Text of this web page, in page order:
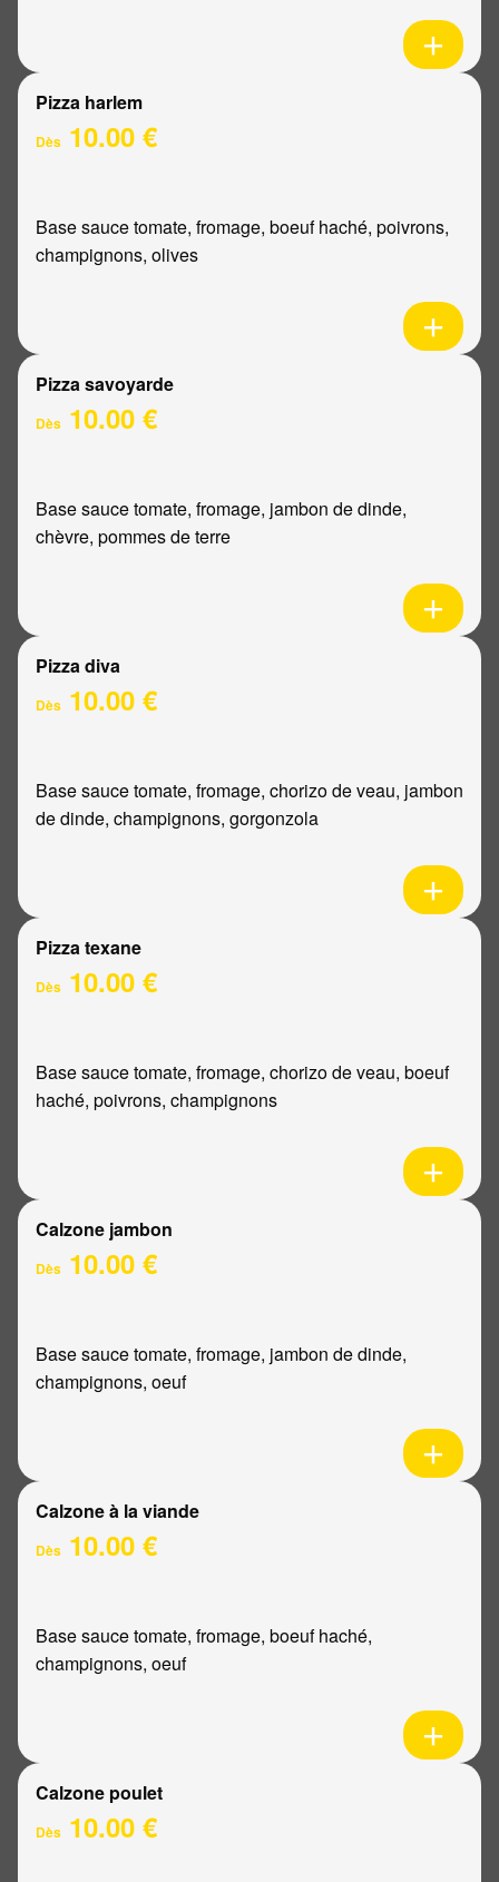
Pizza harlem
Dès 10.00 €
Base sauce tomate, fromage, boeuf haché, poivrons,
champignons, olives
Pizza savoyarde
Dès 10.00 €
Base sauce tomate, fromage, jambon de dinde,
chèvre, pommes de terre
Pizza diva
Dès 10.00 €
Base sauce tomate, fromage, chorizo de veau, jambon
de dinde, champignons, gorgonzola
Pizza texane
Dès 10.00 €
Base sauce tomate, fromage, chorizo de veau, boeuf
haché, poivrons, champignons
Calzone jambon
Dès 10.00 €
Base sauce tomate, fromage, jambon de dinde,
champignons, oeuf
Calzone à la viande
Dès 10.00 €
Base sauce tomate, fromage, boeuf haché,
champignons, oeuf
Calzone poulet
Dès 10.00 €